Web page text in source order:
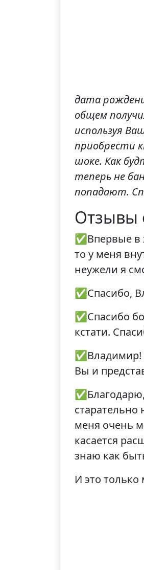
дата
общем
используя
приобрести
шоке. Как
теперь не
попадают.
Отзывы
✅Впервые в
то у меня
неужели я
✅Спасибо,
✅Спасибо
кстати.
✅Владимир!
Вы и
меня очень
касается
знаю как
И это только